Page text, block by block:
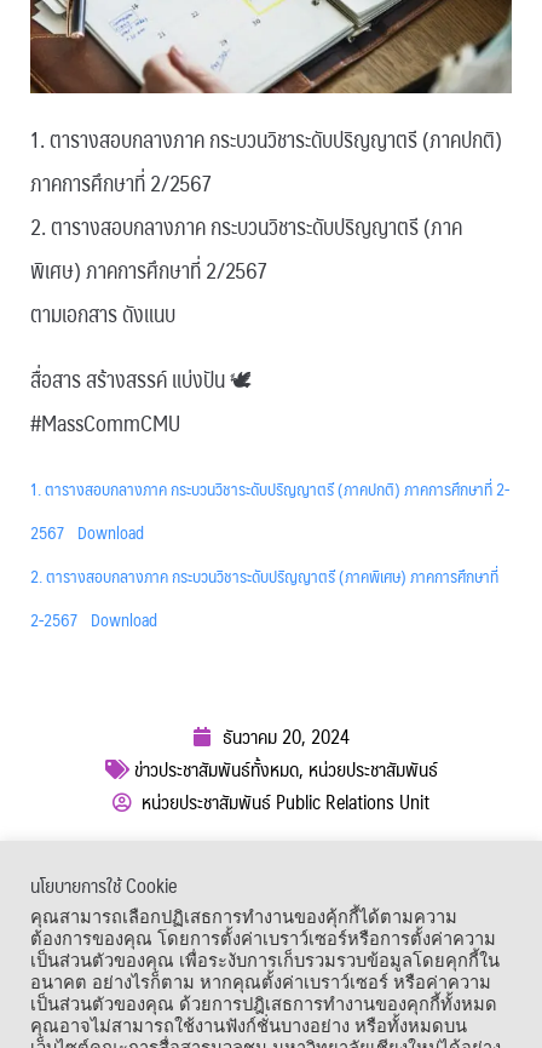
1. ตารางสอบกลางภาค กระบวนวิชาระดับปริญญาตรี (ภาคปกติ)
ภาคการศึกษาที่ 2/2567
2. ตารางสอบกลางภาค กระบวนวิชาระดับปริญญาตรี (ภาค
พิเศษ) ภาคการศึกษาที่ 2/2567
ตามเอกสาร ดังแนบ
สื่อสาร สร้างสรรค์ แบ่งปัน 🕊
#MassCommCMU
1. ตารางสอบกลางภาค กระบวนวิชาระดับปริญญาตรี (ภาคปกติ) ภาคการศึกษาที่ 2-
2567 Download
2. ตารางสอบกลางภาค กระบวนวิชาระดับปริญญาตรี (ภาคพิเศษ) ภาคการศึกษาที่
2-2567 Download
ธันวาคม 20, 2024
ข่าวประชาสัมพันธ์ทั้งหมด, หน่วยประชาสัมพันธ์
หน่วยประชาสัมพันธ์ Public Relations Unit
เมนูลัด
นโยบายการใช้ Cookie
คุณสามารถเลือกปฏิเสธการทำงานของคุ้กกี้ได้ตามความ
ต้องการของคุณ โดยการตั้งค่าเบราว์เซอร์หรือการตั้งค่าความ
เป็นส่วนตัวของคุณ เพื่อระงับการเก็บรวมรวบข้อมูลโดยคุกกี้ใน
อนาคต อย่างไรก็ตาม หากคุณตั้งค่าเบราว์เซอร์ หรือค่าความ
เป็นส่วนตัวของคุณ ด้วยการปฎิเสธการทำงานของคุกกี้ทั้งหมด
คุณอาจไม่สามารถใช้งานฟังก์ชั่นบางอย่าง หรือทั้งหมดบน